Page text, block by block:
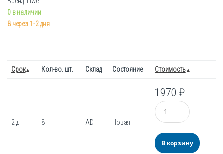
0 в наличии
8 через 1-2 дня
Срок Кол-во. шт. Склад Состояние Стоимость
2 дн 8 AD Новая
1970₽
Количество
В корзину